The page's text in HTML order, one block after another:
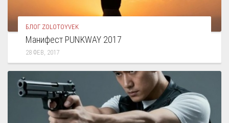
БЛОГ ZOLOTOYVEK
Манифест PUNKWAY 2017
28 ФЕВ, 2017